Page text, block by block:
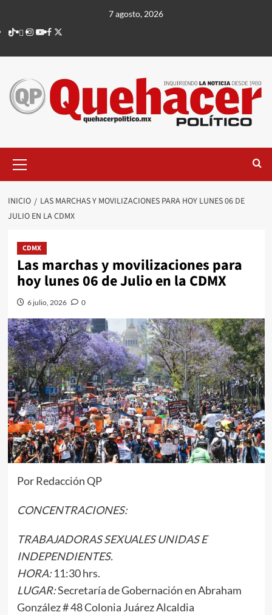
contenido
7 agosto, 2026
TikTok
threads
Instagram
Youtube
Facebook
X
principal
INICIO
LAS MARCHAS Y MOVILIZACIONES PARA HOY LUNES 06 DE
JULIO EN LA CDMX
CDMX
Las marchas y movilizaciones para
hoy lunes 06 de Julio en la CDMX
6 julio, 2026 0
Por Redacción QP
CONCENTRACIONES:
TRABAJADORAS SEXUALES UNIDAS E
INDEPENDIENTES.
HORA:11:30 hrs.
LUGAR:Secretaría de Gobernación en Abraham
González # 48 Colonia Juárez Alcaldia